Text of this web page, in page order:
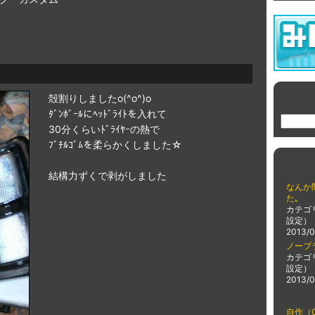
殻割りしましたo(^o^)o
ﾀﾞﾝﾎﾞｰﾙにﾍｯﾄﾞﾗｲﾄを入れて
30分くらいﾄﾞﾗｲﾔｰの熱で
ﾌﾞﾁﾙｺﾞﾑを柔らかくしました☆
結構力ずくで剥がしました
なんか
た｡
カテゴ
設定）
2013/
ノーブ
カテゴ
設定）
2013/
自作（